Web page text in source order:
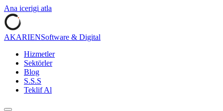
Ana icerigi atla
AKARIENSoftware & Digital
Hizmetler
Sektörler
Blog
S.S.S
Teklif Al